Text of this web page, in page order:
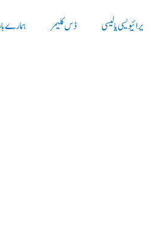
پرائیویسی پالیسی ڈس کلیمر ہمارے